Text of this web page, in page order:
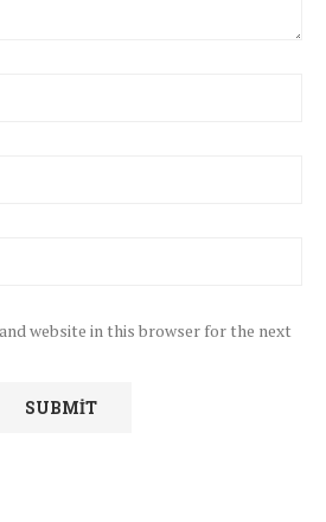
website in this browser for the next